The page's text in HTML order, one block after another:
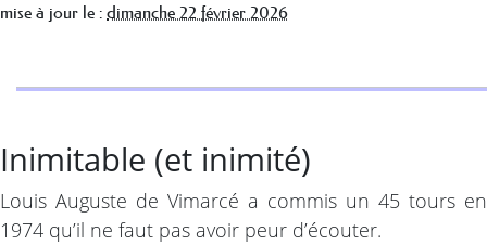
mise à jour le : dimanche 22 février 2026
Inimitable (et inimité)
Louis Auguste de Vimarcé a commis un 45 tours en
1974 qu’il ne faut pas avoir peur d’écouter.